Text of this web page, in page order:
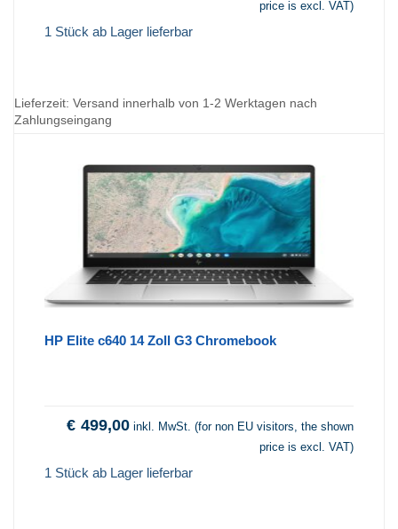
price is excl. VAT)
1 Stück ab Lager lieferbar
Lieferzeit: Versand innerhalb von 1-2 Werktagen nach
Zahlungseingang
HP Elite c640 14 Zoll G3 Chromebook
€ 499,00 inkl. MwSt. (for non EU visitors, the shown
price is excl. VAT)
1 Stück ab Lager lieferbar